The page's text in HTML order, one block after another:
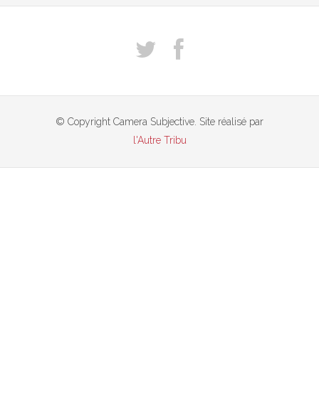
© Copyright Camera Subjective. Site réalisé par
l'Autre Tribu